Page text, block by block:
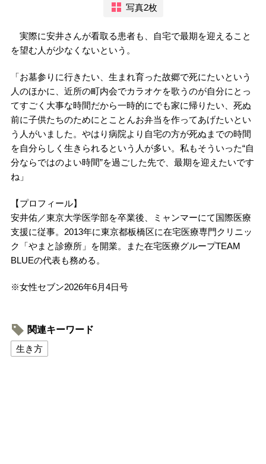
写真2枚
実際に安井さんが看取る患者も、自宅で最期を迎えること
を望む人が少なくないという。
「お墓参りに行きたい、生まれ育った故郷で死にたいという
人のほかに、近所の町内会でカラオケを歌うのが自分にとっ
てすごく大事な時間だから一時的にでも家に帰りたい、死ぬ
前に子供たちのためにとことんお弁当を作ってあげたいとい
う人がいました。やはり病院より自宅の方が死ぬまでの時間
を自分らしく生きられるという人が多い。私もそういった“自
分ならではのよい時間”を過ごした先で、最期を迎えたいです
ね」
【プロフィール】
安井佑／東京大学医学部を卒業後、ミャンマーにて国際医療
支援に従事。2013年に東京都板橋区に在宅医療専門クリニッ
ク「やまと診療所」を開業。また在宅医療グループTEAM
BLUEの代表も務める。
※女性セブン2026年6月4日号
関連キーワード
生き方